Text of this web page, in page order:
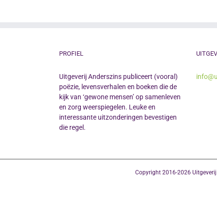
PROFIEL
Uitgeverij Anderszins publiceert (vooral)
poëzie, levensverhalen en boeken die de
kijk van ‘gewone mensen’ op samenleven
en zorg weerspiegelen. Leuke en
interessante uitzonderingen bevestigen
die regel.
Copyright 2016-2026 Uitgeverij